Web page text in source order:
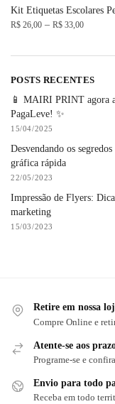
Kit Etiquetas Escolares
R$ 26,00 – R$ 33,00
POSTS RECENTES
📱 MAIRI PRINT agora
PagaLeve! ✨
15/04/2025
Desvendando os
gráfica rápida
22/05/2023
Impressão de Flyers:
marketing
15/03/2023
Retire em nossa
Compre Online e
Atente-se aos
Programe-se e
Envio para todo
Receba em todo